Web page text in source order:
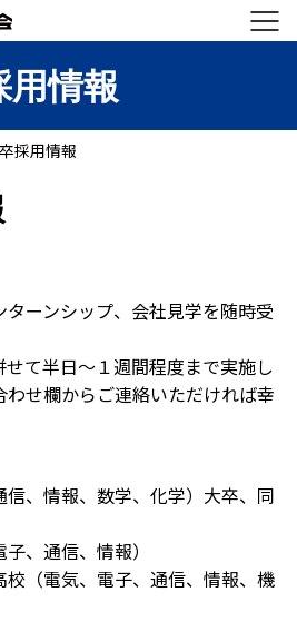
用情報
採用情報
ーンシップ、会社見学を随時受
て半日～１週間程度まで実施し
わせ欄からご連絡いただければ幸
信、情報、数学、化学）大卒、同
、通信、情報）
校（電気、電子、通信、情報、機